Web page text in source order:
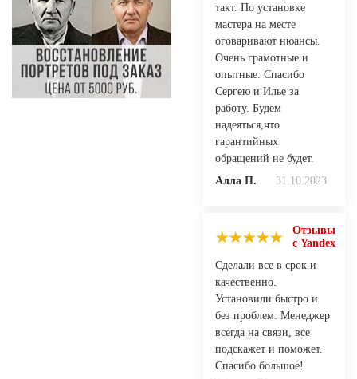
такт. По установке
мастера на месте
оговаривают нюансы.
Очень грамотные и
опытные. Спасибо
Сергею и Илье за
работу. Будем
надеяться,что
гарантийных
обращений не будет.
Алла П.
31.10.2023
Отзывы
с Yandex
Сделали все в срок и
качественно.
Установили быстро и
без проблем. Менеджер
всегда на связи, все
подскажет и поможет.
Спасибо большое!